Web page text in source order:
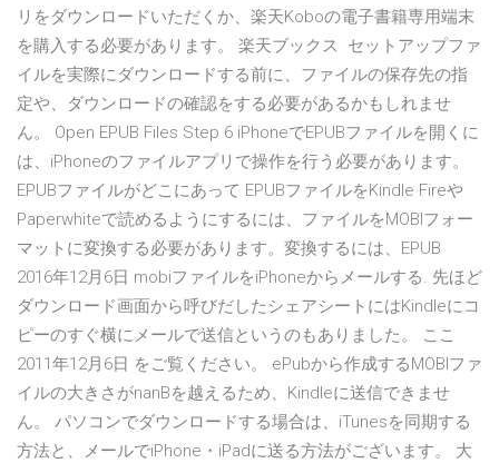
リをダウンロードいただくか、楽天Koboの電子書籍専用端末
を購入する必要があります。 楽天ブックス セットアップファ
イルを実際にダウンロードする前に、ファイルの保存先の指
定や、ダウンロードの確認をする必要があるかもしれませ
ん。 Open EPUB Files Step 6 iPhoneでEPUBファイルを開くに
は、iPhoneのファイルアプリで操作を行う必要があります。
EPUBファイルがどこにあって EPUBファイルをKindle Fireや
Paperwhiteで読めるようにするには、ファイルをMOBIフォー
マットに変換する必要があります。変換するには、EPUB
2016年12月6日 mobiファイルをiPhoneからメールする. 先ほど
ダウンロード画面から呼びだしたシェアシートにはKindleにコ
ピーのすぐ横にメールで送信というのもありました。 ここ
2011年12月6日 をご覧ください。 ePubから作成するMOBIファ
イルの大きさがnanBを越えるため、Kindleに送信できませ
ん。 パソコンでダウンロードする場合は、iTunesを同期する
方法と、メールでiPhone・iPadに送る方法がございます。 大